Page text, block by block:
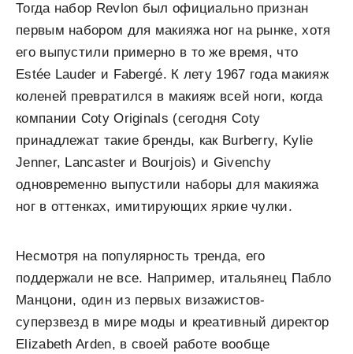
Тогда набор Revlon был официально признан
первым набором для макияжа ног на рынке, хотя
его выпустили примерно в то же время, что
Estée Lauder и Fabergé. К лету 1967 года макияж
коленей превратился в макияж всей ноги, когда
компании Coty Originals (сегодня Coty
принадлежат такие бренды, как Burberry, Kylie
Jenner, Lancaster и Bourjois) и Givenchy
одновременно выпустили наборы для макияжа
ног в оттенках, имитирующих яркие чулки.
Несмотря на популярность тренда, его
поддержали не все. Например, итальянец Пабло
Манцони, один из первых визажистов-
суперзвезд в мире моды и креативный директор
Elizabeth Arden, в своей работе вообще